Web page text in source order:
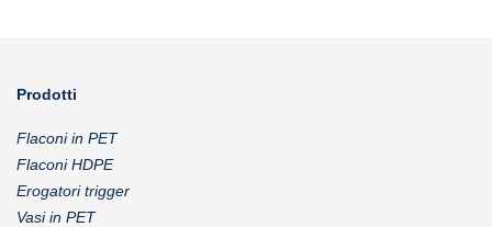
Prodotti
Flaconi in PET
Flaconi HDPE
Erogatori trigger
Vasi in PET